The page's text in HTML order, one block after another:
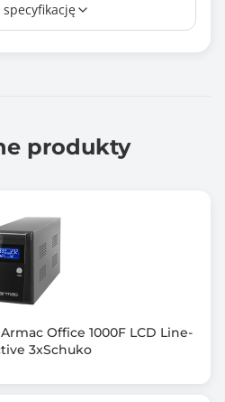
AC
specyfikację
produkty
Office 1000F LCD Line-
3xSchuko